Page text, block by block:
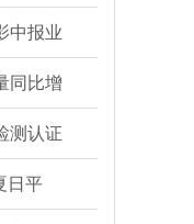
中报业
同比增
测认证
日平